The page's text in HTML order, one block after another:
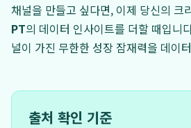
채널을 만들고 싶다면, 이제 당신의 크
PT의 데이터 인사이트를 더할 때입니
널이 가진 무한한 성장 잠재력을 데이
출처 확인 기준